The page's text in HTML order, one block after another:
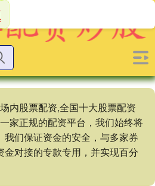
内股票配资,全国十大股票配资
家正规的配资平台，我们始终将
们保证资金的安全，与多家券
对接的专款专用，并实现百分